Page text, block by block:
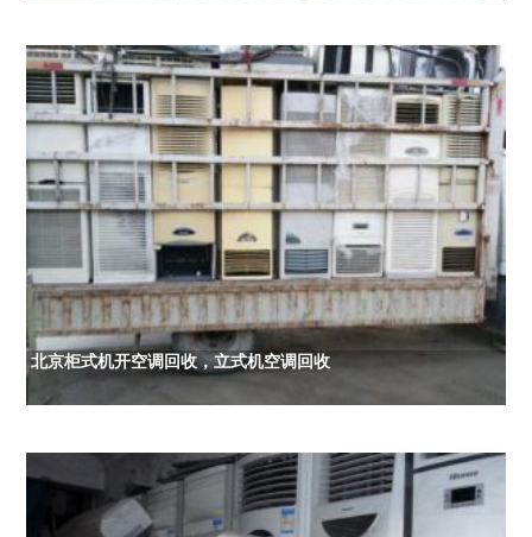
北京柜式机开空调回收，立式机空调回收